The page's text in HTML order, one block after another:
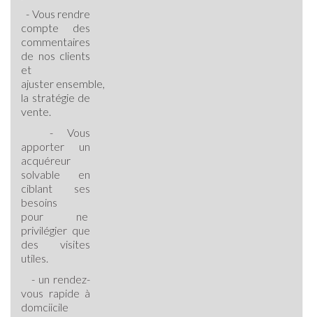
- Vous rendre
compte des
commentaires
de nos clients
et
ajuster ensemble,
la stratégie de
vente.
- Vous
apporter un
acquéreur
solvable en
ciblant ses
besoins
pour ne
privilégier que
des visites
utiles.
- un rendez-
vous rapide à
domciicile